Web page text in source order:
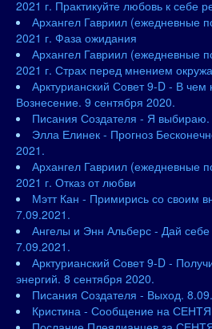
2021 г. Практикуйте любовь к себе
Архангел Гавриил (ежедневные
2021 г. Фаза ожидания
Архангел Гавриил (ежедневные
2021 г. Страх перед мнением
Арктурианский Совет 9-D - В
Вознесение. 9 сентября 2020.
Писания Создателя - Я
Элла Елинек - Прогноз
2021.
Архангел Гавриил (ежедневные
2021 г. Отказ от любви
Мэтт Кан - Примирись со своим
7.09.2021.
Ангелы и Энн Альберс - Дай
7.09.2021.
Арктурианский Совет 9-D -
энергий. 8 сентября 2020.
Писания Создателя - Выход.
Кристина - Сообщение на